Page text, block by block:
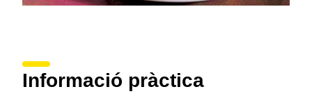
Informació pràctica